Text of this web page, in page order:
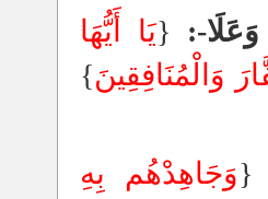
:
{يَا أَيُّهَا
وَالْمُنَافِقِينَ}
{وَجَاهِدْهُم بِهِ